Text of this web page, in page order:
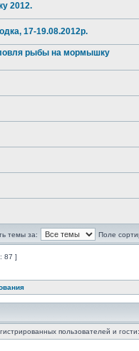
2012.
17-19.08.2012р.
рыбы на мормышку
темы за: Поле
87 ]
пользователей и